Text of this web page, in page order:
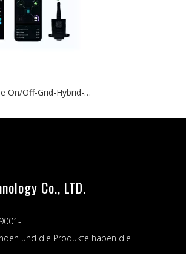
On/Off-Grid-Hybrid-
einem
Co., LTD.
und die Produkte haben die